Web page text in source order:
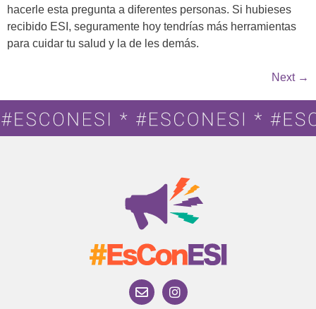
hacerle esta pregunta a diferentes personas. Si hubieses
recibido ESI, seguramente hoy tendrías más herramientas
para cuidar tu salud y la de les demás.
Next →